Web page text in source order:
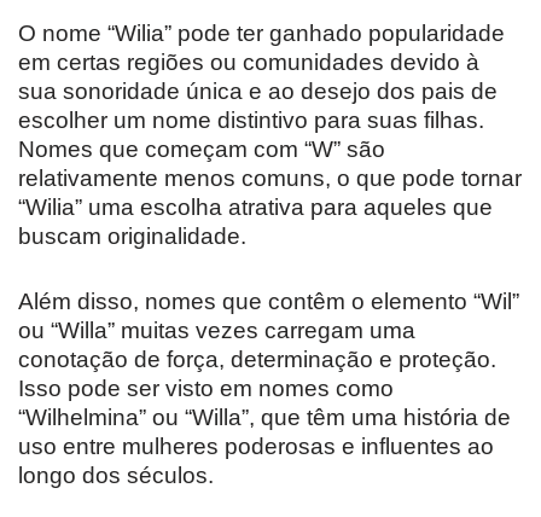
O nome “Wilia” pode ter ganhado popularidade
em certas regiões ou comunidades devido à
sua sonoridade única e ao desejo dos pais de
escolher um nome distintivo para suas filhas.
Nomes que começam com “W” são
relativamente menos comuns, o que pode tornar
“Wilia” uma escolha atrativa para aqueles que
buscam originalidade.
Além disso, nomes que contêm o elemento “Wil”
ou “Willa” muitas vezes carregam uma
conotação de força, determinação e proteção.
Isso pode ser visto em nomes como
“Wilhelmina” ou “Willa”, que têm uma história de
uso entre mulheres poderosas e influentes ao
longo dos séculos.